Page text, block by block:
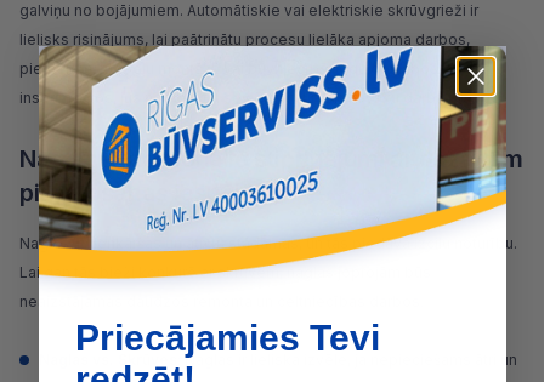
galviņu no bojājumiem. Automātiskie vai elektriskie skrūvgrieži ir
lielisks risinājums, lai paātrinātu procesu lielāka apjoma darbos,
piemēram, mēbeļu montāžā vai būvniecībā. Ieguldotlabos
instrumentos
, jūs nodrošināt sev ērtāku un efektīvāku darbu.
Naglas: tradicionālie stiprinājumi ar dažādām
pielietošanas iespējām
Naglasir vienkāršas un ātri uzstādāmas, un tās piedāvā izcilu noturību.
Lai gan tās bieži konkurē ar skrūvēm, naglas joprojām būs
neaizstājamas daudzos remonta un celtniecības darbos.
: Naglas ir lieliska izvēle, ja nepieciešams ātri un
Priecājamies Tevi